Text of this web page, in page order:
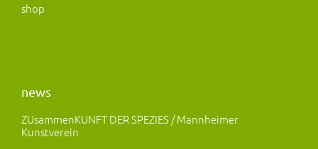
shop
news
ZUsammenKUNFT DER SPEZIES / Mannheimer
Kunstverein